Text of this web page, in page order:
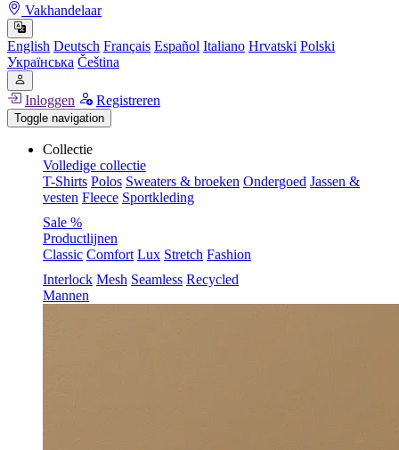
Vakhandelaar
English Deutsch Français Español Italiano Hrvatski Polski
Українська Čeština
Inloggen Registreren
Toggle navigation
Collectie
Volledige collectie
T-Shirts Polos Sweaters & broeken Ondergoed Jassen &
vesten Fleece Sportkleding
Sale %
Productlijnen
Classic Comfort Lux Stretch Fashion
Interlock Mesh Seamless Recycled
Mannen